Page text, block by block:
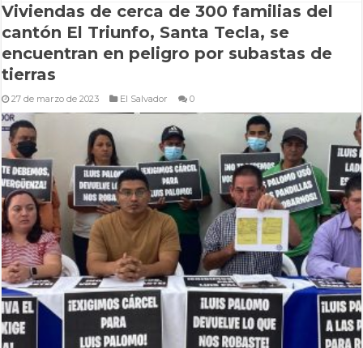
Viviendas de cerca de 300 familias del
cantón El Triunfo, Santa Tecla, se
encuentran en peligro por subastas de
tierras
27 de marzo de 2023 El Salvador 0